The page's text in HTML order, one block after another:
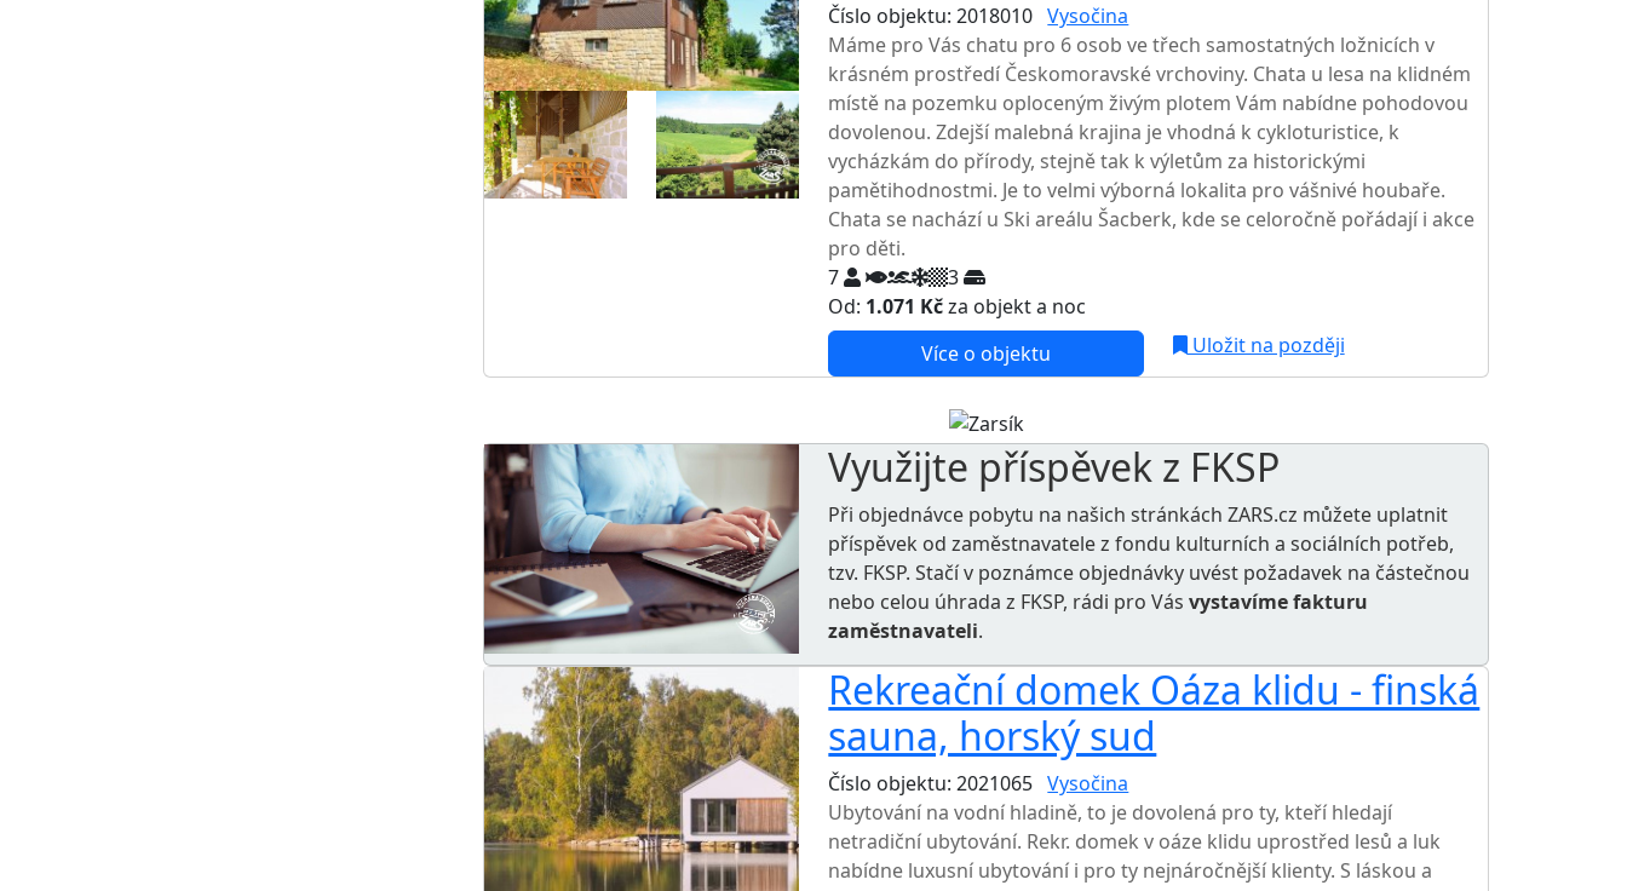
Číslo objektu: 2018010 Vysočina
Máme pro Vás chatu pro 6 osob ve třech samostatných ložnicích v
krásném prostředí Českomoravské vrchoviny. Chata u lesa na klidném
místě na pozemku oploceným živým plotem Vám nabídne pohodovou
dovolenou. Zdejší malebná krajina je vhodná k cykloturistice, k
vycházkám do přírody, stejně tak k výletům za historickými
pamětihodnostmi. Je to velmi výborná lokalita pro vášnivé houbaře.
Chata se nachází u Ski areálu Šacberk, kde se celoročně pořádají i akce
pro děti.
7
3
Od: 1.071 Kčza objekt a noc
Více o objektu Uložit na později
Využijte příspěvek z FKSP
Při objednávce pobytu na našich stránkách ZARS.cz můžete uplatnit
příspěvek od zaměstnavatele zfondu kulturních a sociálních potřeb,
tzv. FKSP. Stačí v poznámce objednávky uvést požadavek na částečnou
nebo celou úhrada z FKSP, rádi pro Vásvystavíme fakturu
zaměstnavateli.
Rekreační domek Oáza klidu - finská
sauna, horský sud
Číslo objektu: 2021065 Vysočina
Ubytování na vodní hladině, to je dovolená pro ty, kteří hledají
netradiční ubytování. Rekr. domek v oáze klidu uprostřed lesů a luk
nabídne luxusní ubytování i pro ty nejnáročnější klienty. S láskou a